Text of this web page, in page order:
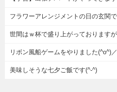
フラワーアレンジメントの日の玄関
世間はｗ杯で盛り上がっております
リボン風船ゲームをやりました(^o^)／
美味しそうな七夕ご飯です(^-^)